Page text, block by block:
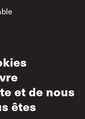
et de nous
êtes